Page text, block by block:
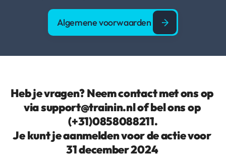
Algemene voorwaarden
Heb je vragen? Neem contact met ons op
via support@trainin.nl of bel ons op
(+31)0858088211.
Je kunt je aanmelden voor de actie voor
31 december 2024